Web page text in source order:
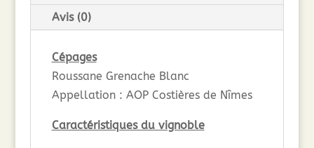
Nîmes
(75cl)
Avis (0)
Cépages
Roussane Grenache Blanc
Appellation : AOP Costières de Nîmes
Caractéristiques du vignoble